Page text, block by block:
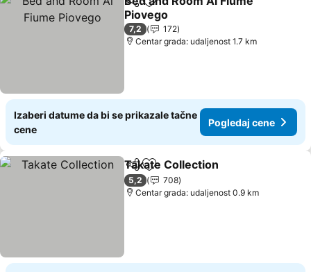
Deli Dodati u favorite
Piovego
7,2
172
Centar grada: udaljenost 1.7 km
Izaberi datume da bi se prikazale tačne
cene
Pogledaj cene
Deli Dodati u favorite
Takate Collection
5,2
708
Centar grada: udaljenost 0.9 km